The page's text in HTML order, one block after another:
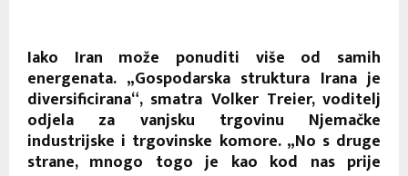
Iako Iran može ponuditi više od samih
energenata. „Gospodarska struktura Irana je
diversificirana“, smatra Volker Treier, voditelj
odjela za vanjsku trgovinu Njemačke
industrijske i trgovinske komore. „No s druge
strane, mnogo togo je kao kod nas prije